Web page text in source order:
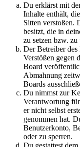
Du erklärst mit
Inhalte enthält,
Sitten verstoßen.
besitzt, die in
zu setzen bzw. zu
Der Betreiber des
Verstößen gegen
Board
Abmahnung
Boards
Du nimmst zur
Verantwortung
er nicht selbst
genommen hat.
Benutzerkonto,
oder zu sperren.
Du gestattest